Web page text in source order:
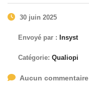
30 juin 2025
Envoyé par : Insyst
Catégorie: Qualiopi
Aucun commentaire